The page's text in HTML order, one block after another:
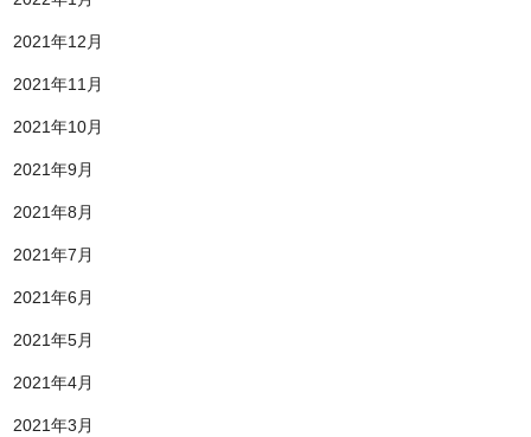
2021年12月
2021年11月
2021年10月
2021年9月
2021年8月
2021年7月
2021年6月
2021年5月
2021年4月
2021年3月